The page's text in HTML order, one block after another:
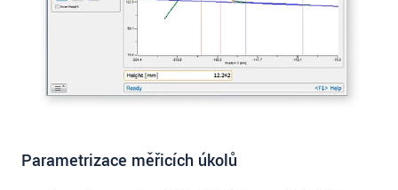
Parametrizace měřicích úkolů